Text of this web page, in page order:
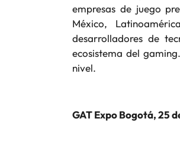
empresas de juego
México,
desarrolladores de
ecosistema del
nivel.
GAT Expo Bogotá, 25